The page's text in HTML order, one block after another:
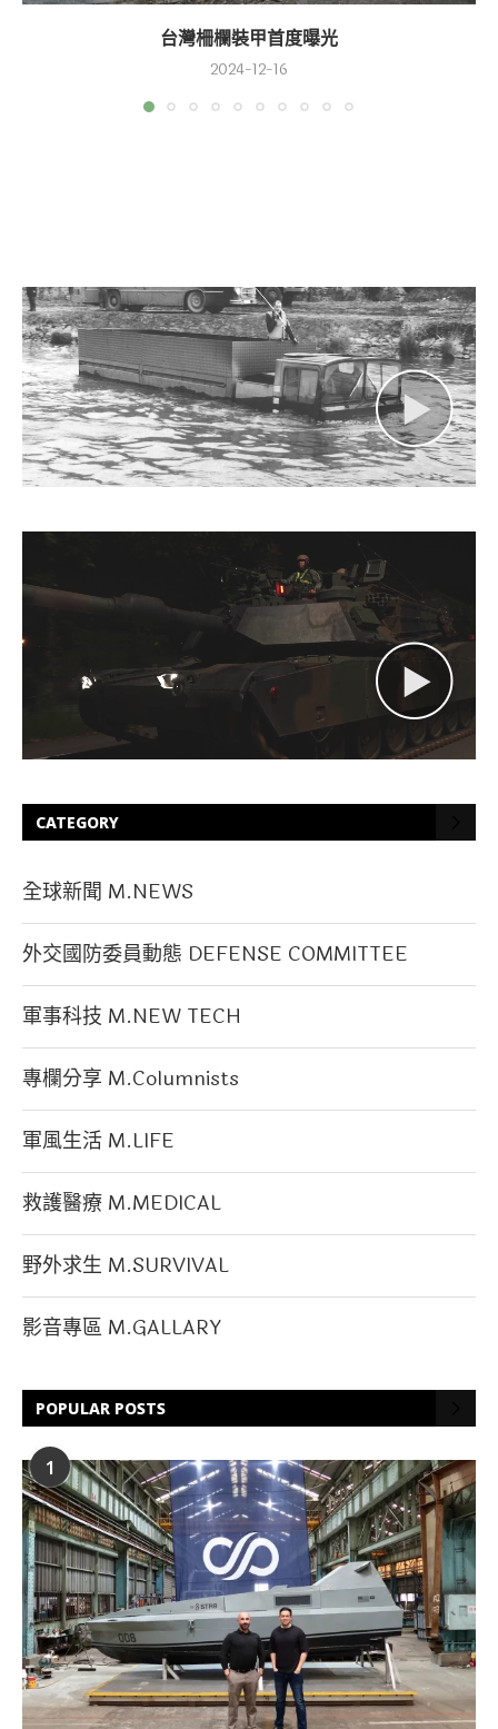
台灣柵欄裝甲首度曝光
2024-12-16
CATEGORY
全球新聞 M.NEWS
外交國防委員動態 DEFENSE COMMITTEE
軍事科技 M.NEW TECH
專欄分享 M.Columnists
軍風生活 M.LIFE
救護醫療 M.MEDICAL
野外求生 M.SURVIVAL
影音專區 M.GALLARY
POPULAR POSTS
1